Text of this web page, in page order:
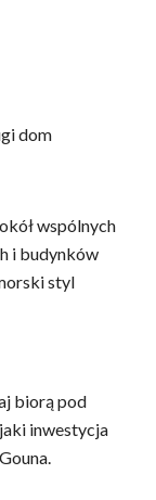
dom
wspólnych
i budynków
styl
biorą pod
inwestycja